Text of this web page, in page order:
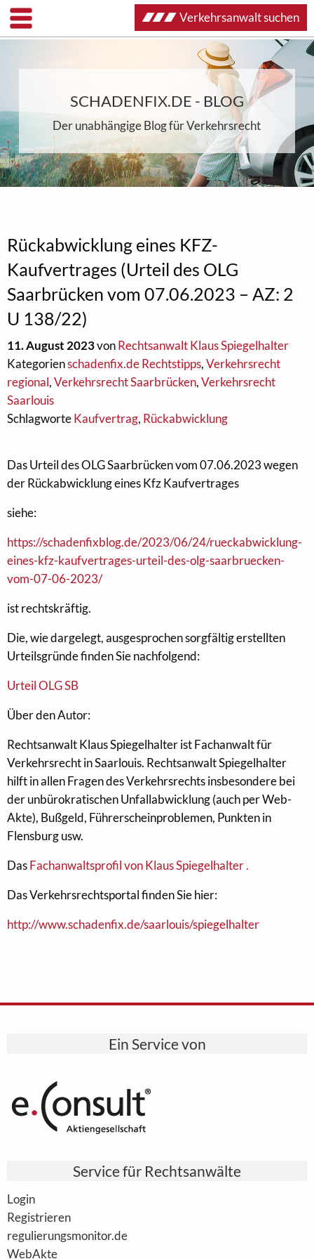
SCHADENFIX.DE - BLOG
Der unabhängige Blog für Verkehrsrecht
Rückabwicklung eines KFZ-
Kaufvertrages (Urteil des OLG
Saarbrücken vom 07.06.2023 – AZ: 2
U 138/22)
11. August 2023vonRechtsanwalt Klaus Spiegelhalter
Kategorienschadenfix.de Rechtstipps,Verkehrsrecht
regional,Verkehrsrecht Saarbrücken,Verkehrsrecht
Saarlouis
SchlagworteKaufvertrag, Rückabwicklung
Das Urteil des OLG Saarbrücken vom 07.06.2023 wegen
der Rückabwicklung eines Kfz Kaufvertrages
siehe:
https://schadenfixblog.de/2023/06/24/rueckabwicklung-
eines-kfz-kaufvertrages-urteil-des-olg-saarbruecken-
vom-07-06-2023/
ist rechtskräftig.
Die, wie dargelegt, ausgesprochen sorgfältig erstellten
Urteilsgründe finden Sie nachfolgend:
Urteil OLG SB
Über den Autor:
Rechtsanwalt Klaus Spiegelhalter ist Fachanwalt für
Verkehrsrecht in Saarlouis. Rechtsanwalt Spiegelhalter
hilft in allen Fragen des Verkehrsrechts insbesondere bei
der unbürokratischen Unfallabwicklung (auch per Web-
Akte), Bußgeld, Führerscheinproblemen, Punkten in
Flensburg usw.
DasFachanwaltsprofil von Klaus Spiegelhalter .
Das Verkehrsrechtsportal finden Sie hier:
http://www.schadenfix.de/saarlouis/spiegelhalter
Ein Service von
Service für Rechtsanwälte
Login
Registrieren
regulierungsmonitor.de
WebAkte
Verkehrsanwalt suchen